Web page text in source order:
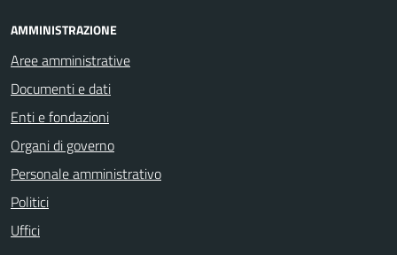
AMMINISTRAZIONE
Aree amministrative
Documenti e dati
Enti e fondazioni
Organi di governo
Personale amministrativo
Politici
Uffici